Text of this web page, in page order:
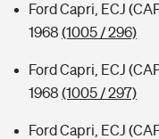
Ford Capri, ECJ
1968 (1005 / 296)
Ford Capri, ECJ
1968 (1005 / 297)
Ford Capri, ECJ